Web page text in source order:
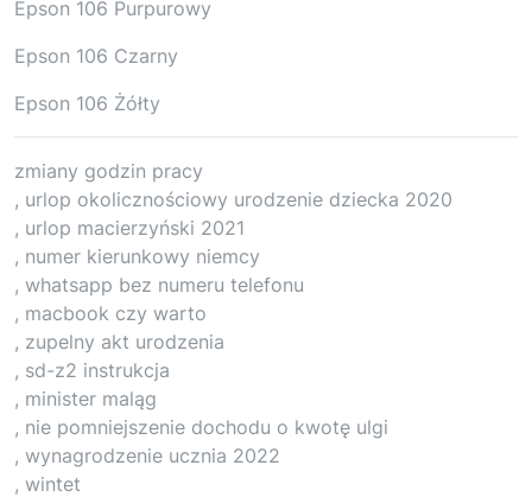
Epson 106 Purpurowy
Epson 106 Czarny
Epson 106 Żółty
zmiany godzin pracy
, urlop okolicznościowy urodzenie dziecka 2020
, urlop macierzyński 2021
, numer kierunkowy niemcy
, whatsapp bez numeru telefonu
, macbook czy warto
, zupelny akt urodzenia
, sd-z2 instrukcja
, minister maląg
, nie pomniejszenie dochodu o kwotę ulgi
, wynagrodzenie ucznia 2022
, wintet